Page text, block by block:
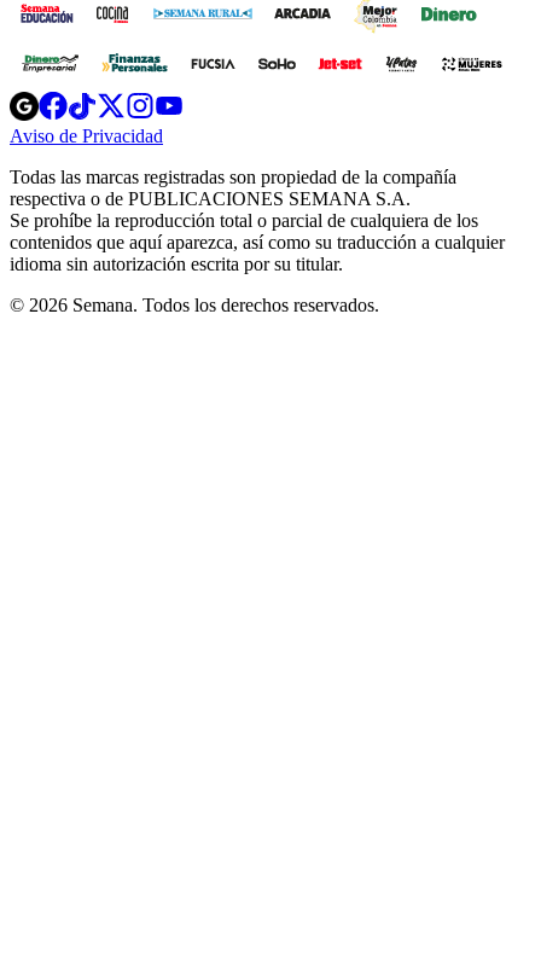
Opens
in
new
Opens
in
new
Opens
in
new
window
Opens
new
windowwindow
Aviso de Privacidad
new
window
Todas las marcas registradas son propiedad de la compañía
respectiva o de PUBLICACIONES SEMANA S.A.
Se prohíbe la reproducción total o parcial de cualquiera de los
contenidos que aquí aparezca, así como su traducción a cualquier
idioma sin autorización escrita por su titular.
© 2026 Semana. Todos los derechos reservados.